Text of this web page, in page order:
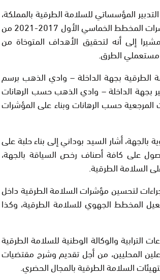
المؤسساتي للسلامة الطرقية بالمملكة،
كما أعطى لمحة عن حكامة السلامة الطرقية وتقييم مؤشرات المخطط الخماسي الأول 2017-2021 من
الوطنية للسلامة الطرقية 2017-2026، مشيرا إلى أنه لتحقيق الأهداف المتوخاة من
مستعملي الطرق.
الطرقية بجهة الداخلة – وادي الذهب برسم
بجهة الداخلة – وادي الذهب حسب الرهانات
المرجعية حسب الرهانات وبناء على المؤشرات
أشار السيد بوداني إلى بناء حلبة على
للحصول على كافة أصناف رخص السياقة بالجهة،
لتحسين مؤشرات السلامة الطرقية داخل
المخطط الجهوي للسلامة الطرقية، وكذا
والوكالة الوطنية للسلامة الطرقية
المحليين، من أجل تقديم وشرح مقتضيات
السلامة الطرقية بالمجال الحضري.